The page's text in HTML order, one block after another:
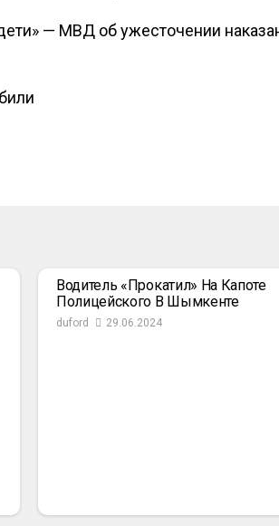
— МВД об ужесточении
Водитель «прокатил» На Капоте
Полицейского В Шымкенте
duford 29.06.2024